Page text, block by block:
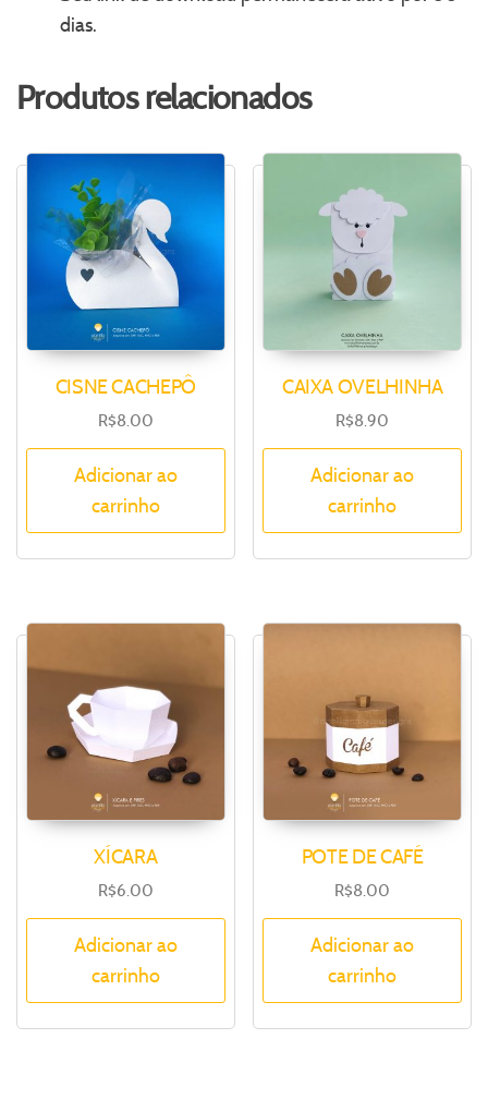
dias.
Produtos relacionados
CISNE CACHEPÔ
R$8.00
Adicionar ao
carrinho
CAIXA OVELHINHA
R$8.90
Adicionar ao
carrinho
XÍCARA
R$6.00
Adicionar ao
carrinho
POTE DE CAFÉ
R$8.00
Adicionar ao
carrinho